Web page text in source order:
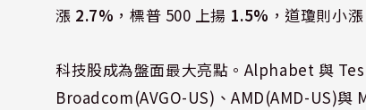
漲 2.7% ，標普 500 上揚 1.5% ，道瓊則小漲
科技股成為盤面最大亮點。Alphabet 與
Broadcom(AVGO-US)、AMD(AMD-US)與